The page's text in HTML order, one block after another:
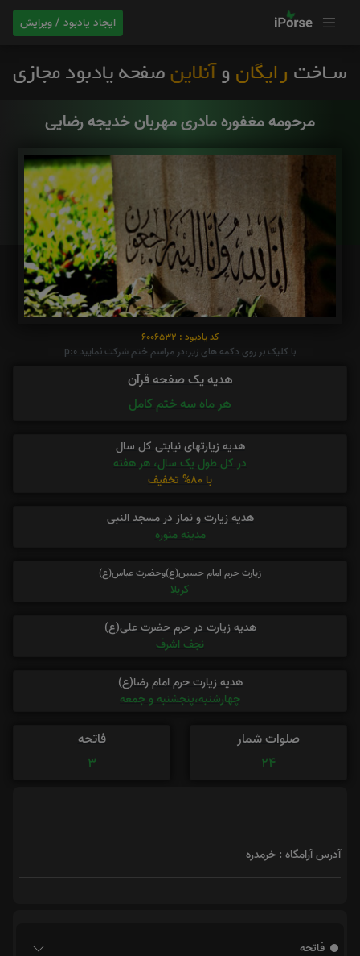
ایجاد یادبود / ویرایش
مرحومه مغفوره مادری مهربان خدیجه رضایی
کد یادبود : 6006532
با کلیک بر روی دکمه های زیر،در مراسم ختم شرکت نمایید p:0
هدیه یک صفحه قرآن
هر ماه سه ختم کامل
هدیه زیارتهای نیابتی کل سال
در کل طول یک سال، هر هفته
با 80% تخفیف
هدیه زیارت و نماز در مسجد النبی
مدینه منوره
زیارت حرم امام حسین(ع)وحضرت عباس(ع)
کربلا
هدیه زیارت در حرم حضرت علی(ع)
نجف اشرف
هدیه زیارت حرم امام رضا(ع)
چهارشنبه،پنجشنبه و جمعه
صلوات شمار
24
فاتحه
3
آدرس آرامگاه : خرمدره
فاتحه